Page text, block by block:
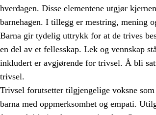
hverdagen. Disse elementene utgjør
barnehagen. I tillegg er mestring, mening
Barna gir tydelig uttrykk for at de trives
en del av et fellesskap. Lek og vennskap
inkludert er avgjørende for trivsel. Å bli
trivsel.
Trivsel forutsetter tilgjengelige voksne
barna med oppmerksomhet og empati.